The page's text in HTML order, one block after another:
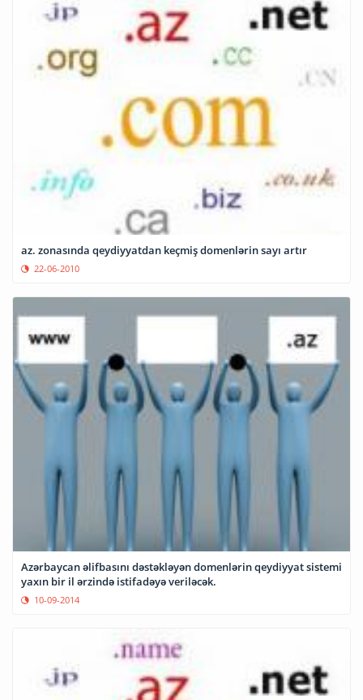
az. zonasında qeydiyyatdan keçmiş domenlərin sayı artır
22-06-2010
Azərbaycan əlifbasını dəstəkləyən domenlərin qeydiyyat sistemi
yaxın bir il ərzində istifadəyə veriləcək.
10-09-2014